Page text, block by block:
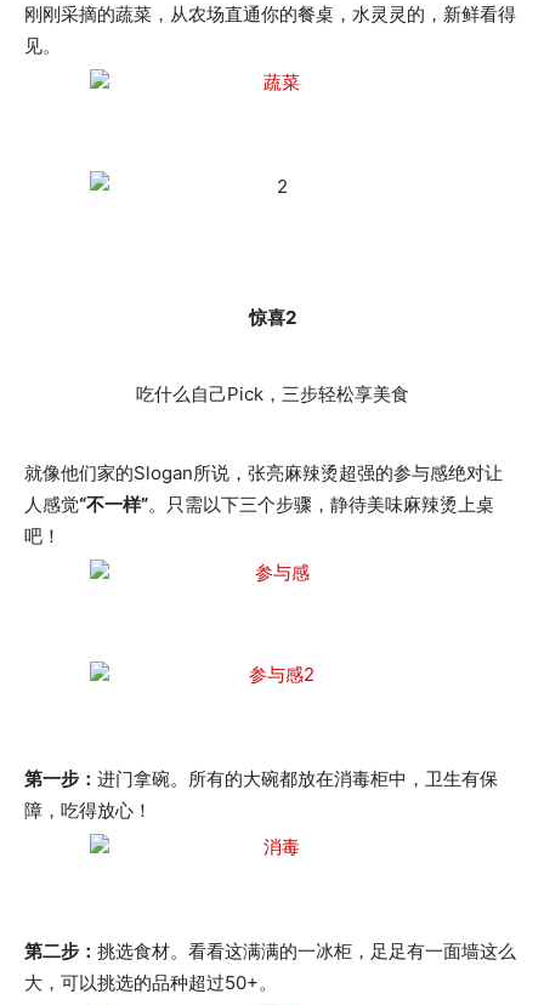
刚刚采摘的蔬菜，从农场直通你的餐桌，水灵灵的，新鲜看得
见。
惊喜2
吃什么自己Pick，三步轻松享美食
就像他们家的Slogan所说，张亮麻辣烫超强的参与感绝对让
人感觉“不一样”。只需以下三个步骤，静待美味麻辣烫上桌
吧！
第一步： 进门拿碗。所有的大碗都放在消毒柜中，卫生有保
障，吃得放心！
第二步： 挑选食材。看看这满满的一冰柜，足足有一面墙这么
大，可以挑选的品种超过50+。